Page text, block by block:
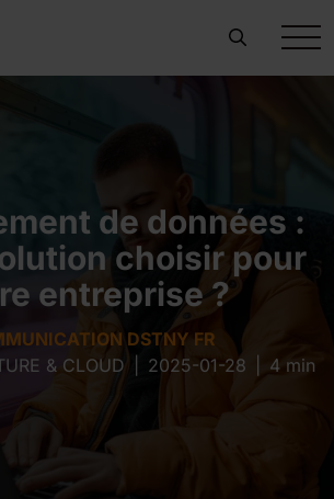
de données :
choisir pour
entreprise ?
DSTNY FR
& CLOUD 2025-01-28 4 min